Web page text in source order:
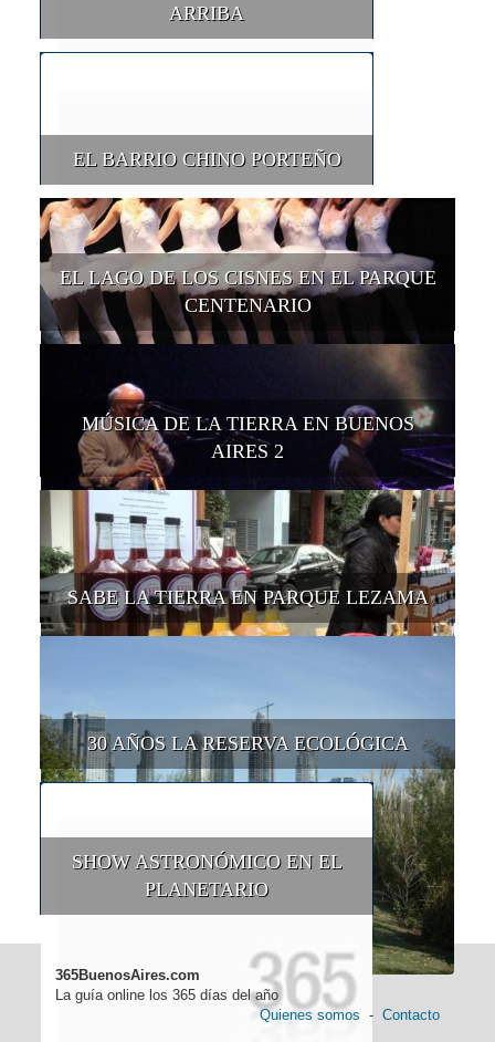
ARRIBA
EL BARRIO CHINO PORTEÑO
EL LAGO DE LOS CISNES EN EL PARQUE
CENTENARIO
MÚSICA DE LA TIERRA EN BUENOS
AIRES 2
SABE LA TIERRA EN PARQUE LEZAMA
30 AÑOS LA RESERVA ECOLÓGICA
SHOW ASTRONÓMICO EN EL
PLANETARIO
365BuenosAires.com
La guía online los 365 días del año
Quienes somos - Contacto